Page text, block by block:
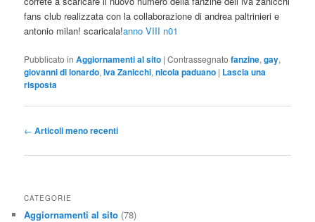
fans club realizzata con la collaborazione di andrea paltrinieri e
antonio milan! scaricala!anno VIII n01
Pubblicato in Aggiornamenti al sito |Contrassegnato fanzine,gay,
giovanni di lonardo,Iva Zanicchi,nicola paduano | Lascia una
risposta
Navigazione
← Articoli meno recenti
CATEGORIE
Aggiornamenti al sito (78)